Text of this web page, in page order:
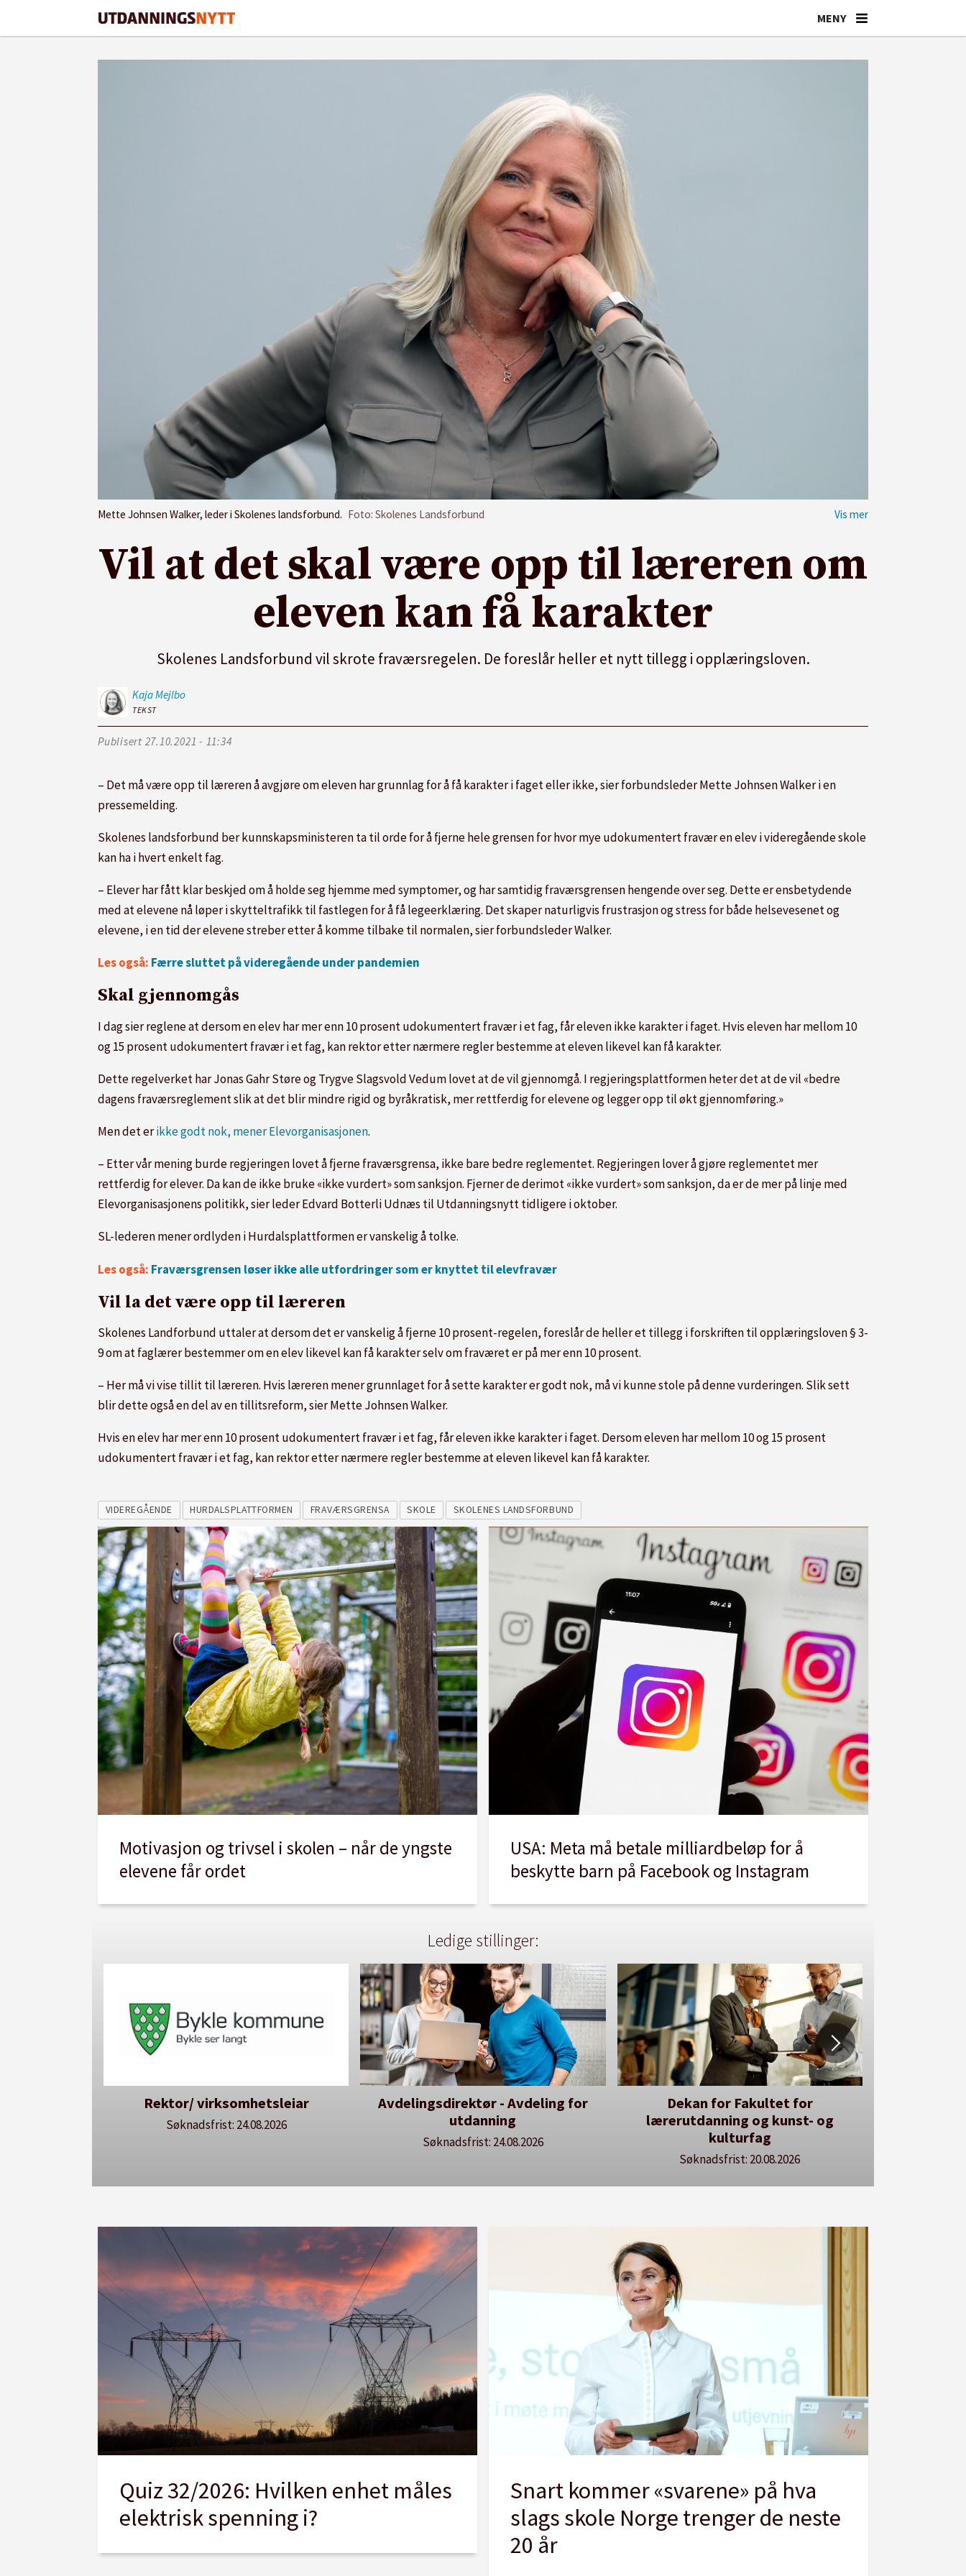
Mette Johnsen Walker, leder i Skolenes landsforbund. Foto: Skolenes Landsforbund
Vil at det skal være opp til læreren om
eleven kan få karakter
Skolenes Landsforbund vil skrote fraværsregelen. De foreslår heller et nytt tillegg i opplæringsloven.
KajaMejlbo
TEKST
Publisert 27.10.2021 - 11:34
– Det må være opp til læreren å avgjøre om eleven har grunnlag for å få karakter i faget eller ikke, sier forbundsleder Mette Johnsen Walker i en
pressemelding.
Skolenes landsforbund ber kunnskapsministeren ta til orde for å fjerne hele grensen for hvor mye udokumentert fravær en elev i videregående skole
kan ha i hvert enkelt fag.
– Elever har fått klar beskjed om å holde seg hjemme med symptomer, og har samtidig fraværsgrensen hengende over seg. Dette er ensbetydende
med at elevene nå løper i skytteltrafikk til fastlegen for å få legeerklæring. Det skaper naturligvis frustrasjon og stress for både helsevesenet og
elevene, i en tid der elevene streber etter å komme tilbake til normalen, sier forbundsleder Walker.
Les også: Færre sluttet på videregående under pandemien
Skal gjennomgås
I dag sier reglene at dersom en elev har mer enn 10 prosent udokumentert fravær i et fag, får eleven ikke karakter i faget. Hvis eleven har mellom 10
og 15 prosent udokumentert fravær i et fag, kan rektor etter nærmere regler bestemme at eleven likevel kan få karakter.
Dette regelverket har Jonas Gahr Støre og Trygve Slagsvold Vedum lovet at de vil gjennomgå. I regjeringsplattformen heter det at de vil «bedre
dagens fraværsreglement slik at det blir mindre rigid og byråkratisk, mer rettferdig for elevene og legger opp til økt gjennomføring.»
Men det erikke godt nok, mener Elevorganisasjonen.
– Etter vår mening burde regjeringen lovet å fjerne fraværsgrensa, ikke bare bedre reglementet. Regjeringen lover å gjøre reglementet mer
rettferdig for elever. Da kan de ikke bruke «ikke vurdert» som sanksjon. Fjerner de derimot «ikke vurdert» som sanksjon, da er de mer på linje med
Elevorganisasjonens politikk, sier leder Edvard Botterli Udnæs til Utdanningsnytt tidligere i oktober.
SL-lederen mener ordlyden i Hurdalsplattformen er vanskelig å tolke.
Les også: Fraværsgrensen løser ikke alle utfordringer som er knyttet til elevfravær
Vil la det være opp til læreren
Skolenes Landforbund uttaler at dersom det er vanskelig å fjerne 10 prosent-regelen, foreslår de heller et tillegg i forskriften til opplæringsloven § 3-
9 om at faglærer bestemmer om en elev likevel kan få karakter selv om fraværet er på mer enn 10 prosent.
– Her må vi vise tillit til læreren. Hvis læreren mener grunnlaget for å sette karakter er godt nok, må vi kunne stole på denne vurderingen. Slik sett
blir dette også en del av en tillitsreform, sier Mette Johnsen Walker.
Hvis en elev har mer enn 10 prosent udokumentert fravær i et fag, får eleven ikke karakter i faget. Dersom eleven har mellom 10 og 15 prosent
udokumentert fravær i et fag, kan rektor etter nærmere regler bestemme at eleven likevel kan få karakter.
VIDEREGÅENDE HURDALSPLATTFORMEN FRAVÆRSGRENSA SKOLE SKOLENES LANDSFORBUND
Motivasjon og trivsel i skolen – når de yngste
elevene får ordet
USA: Meta må betale milliardbeløp for å
beskytte barn på Facebook og Instagram
Ledige stillinger:
Rektor/ virksomhetsleiar
Søknadsfrist: 24.08.2026
Avdelingsdirektør - Avdeling for
utdanning
Søknadsfrist: 24.08.2026
Dekan for Fakultet for
lærerutdanning og kunst- og
kulturfag
Søknadsfrist: 20.08.2026
Quiz 32/2026: Hvilken enhet måles
elektrisk spenning i?
Snart kommer «svarene» på hva
slags skole Norge trenger de neste
20 år